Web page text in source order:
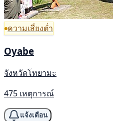
ความเสี่ยงต่ำ
Oyabe
จังหวัดโทยามะ
475 เหตุการณ์
แจ้งเตือน